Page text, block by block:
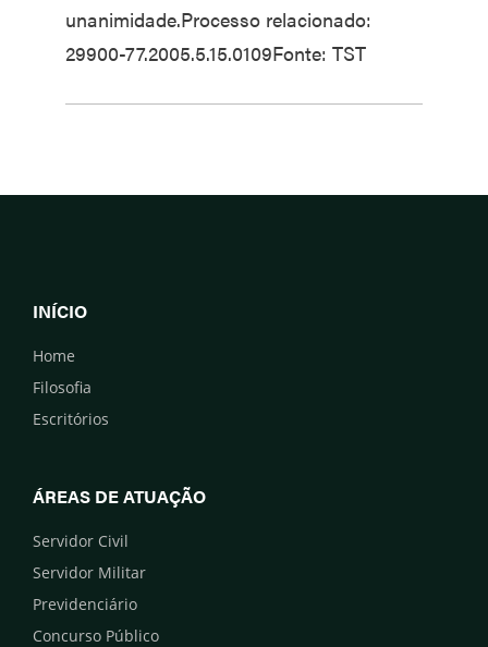
unanimidade.Processo relacionado:
29900-77.2005.5.15.0109Fonte: TST
INÍCIO
Home
Filosofia
Escritórios
ÁREAS DE ATUAÇÃO
Servidor Civil
Servidor Militar
Previdenciário
Concurso Público